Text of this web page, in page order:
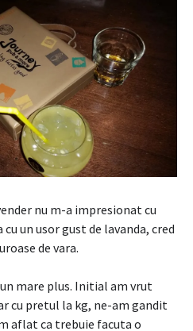
nu m-a impresionat cu
un usor gust de lavanda, cred
de vara.
mare plus. Initial am vrut
cu pretul la kg, ne-am gandit
aflat ca trebuie facuta o